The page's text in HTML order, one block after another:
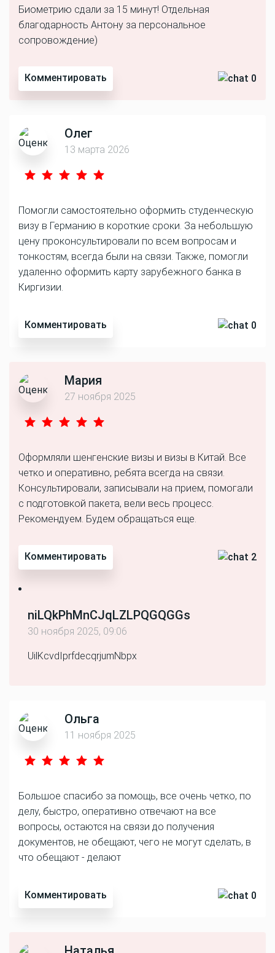
Биометрию сдали за 15 минут! Отдельная
благодарность Антону за персональное
сопровождение)
Комментировать 0
Олег
13 марта 2026
Помогли самостоятельно оформить студенческую
визу в Германию в короткие сроки. За небольшую
цену проконсультировали по всем вопросам и
тонкостям, всегда были на связи. Также, помогли
удаленно оформить карту зарубежного банка в
Киргизии.
Комментировать 0
Мария
27 ноября 2025
Оформляли шенгенские визы и визы в Китай. Все
четко и оперативно, ребята всегда на связи.
Консультировали, записывали на прием, помогали
с подготовкой пакета, вели весь процесс.
Рекомендуем. Будем обращаться еще.
Комментировать 2
niLQkPhMnCJqLZLPQGQGGs
30 ноября 2025, 09:06
UilKcvdIprfdecqrjumNbpx
Ольга
11 ноября 2025
Большое спасибо за помощь, все очень четко, по
делу, быстро, оперативно отвечают на все
вопросы, остаются на связи до получения
документов, не обещают, чего не могут сделать, в
что обещают - делают
Комментировать 0